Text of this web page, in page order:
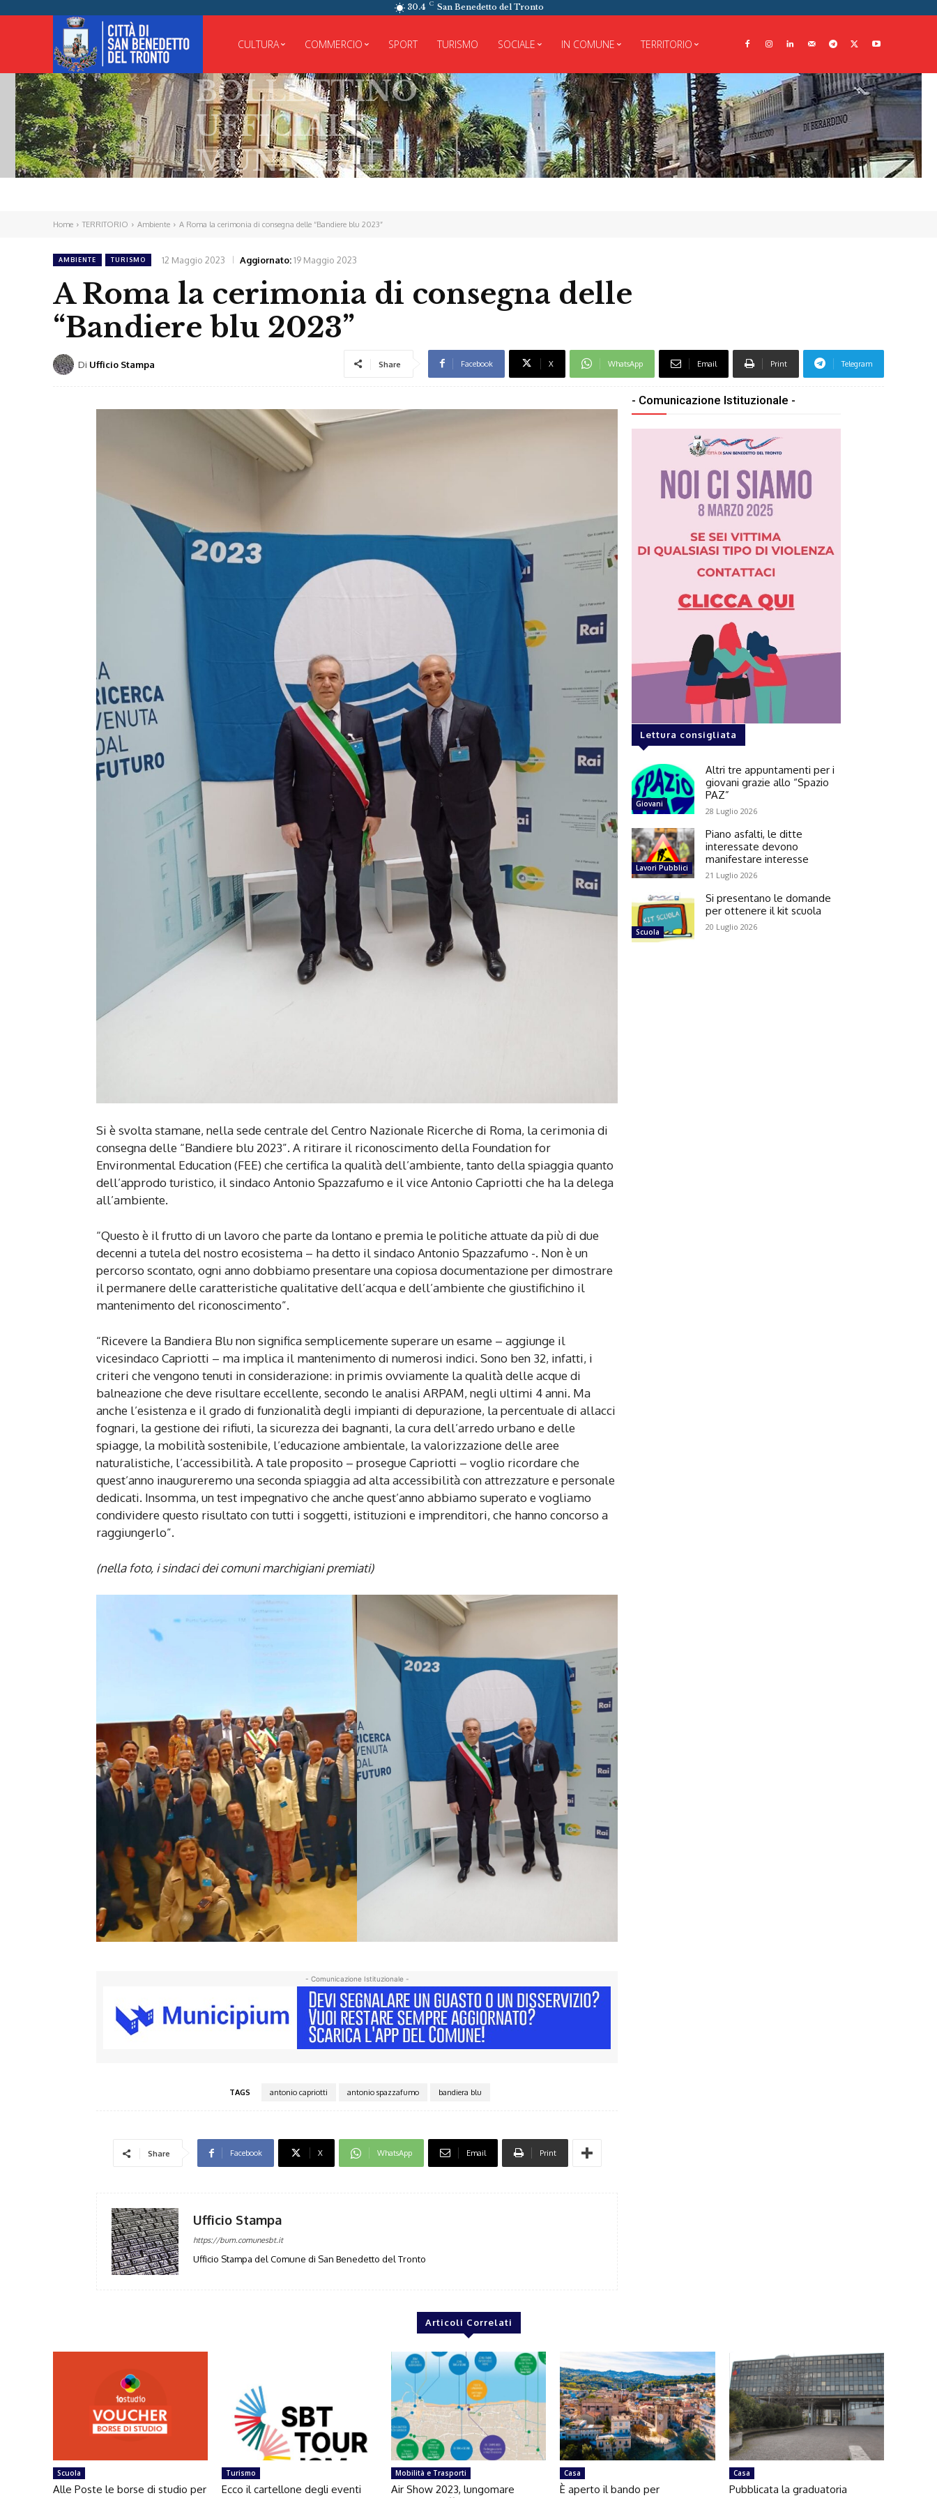
30.4 C San Benedetto del Tronto
CULTURA COMMERCIO SPORT TURISMO SOCIALE IN COMUNE TERRITORIO
BOLLETTINO
UFFICIALE
MUNICIPALE
Home TERRITORIO Ambiente A Roma la cerimonia di consegna delle “Bandiere blu 2023”
AMBIENTE TURISMO 12 Maggio 2023 Aggiornato:19 Maggio 2023
A Roma la cerimonia di consegna delle
“Bandiere blu 2023”
Di Ufficio Stampa Share Facebook X WhatsApp Email Print Telegram
Si è svolta stamane, nella sede centrale del Centro Nazionale Ricerche di Roma, la cerimonia di
consegna delle “Bandiere blu 2023”. A ritirare il riconoscimento della Foundation for
Environmental Education (FEE) che certifica la qualità dell’ambiente, tanto della spiaggia quanto
dell’approdo turistico, il sindaco Antonio Spazzafumo e il vice Antonio Capriotti che ha la delega
all’ambiente.
“Questo è il frutto di un lavoro che parte da lontano e premia le politiche attuate da più di due
decenni a tutela del nostro ecosistema – ha detto il sindaco Antonio Spazzafumo -. Non è un
percorso scontato, ogni anno dobbiamo presentare una copiosa documentazione per dimostrare
il permanere delle caratteristiche qualitative dell’acqua e dell’ambiente che giustifichino il
mantenimento del riconoscimento”.
“Ricevere la Bandiera Blu non significa semplicemente superare un esame – aggiunge il
vicesindaco Capriotti – ma implica il mantenimento di numerosi indici. Sono ben 32, infatti, i
criteri che vengono tenuti in considerazione: in primis ovviamente la qualità delle acque di
balneazione che deve risultare eccellente, secondo le analisi ARPAM, negli ultimi 4 anni. Ma
anche l’esistenza e il grado di funzionalità degli impianti di depurazione, la percentuale di allacci
fognari, la gestione dei rifiuti, la sicurezza dei bagnanti, la cura dell’arredo urbano e delle
spiagge, la mobilità sostenibile, l’educazione ambientale, la valorizzazione delle aree
naturalistiche, l’accessibilità. A tale proposito – prosegue Capriotti – voglio ricordare che
quest’anno inaugureremo una seconda spiaggia ad alta accessibilità con attrezzature e personale
dedicati. Insomma, un test impegnativo che anche quest’anno abbiamo superato e vogliamo
condividere questo risultato con tutti i soggetti, istituzioni e imprenditori, che hanno concorso a
raggiungerlo”.
(nella foto, i sindaci dei comuni marchigiani premiati)
- Comunicazione Istituzionale -
TAGS antonio capriotti antonio spazzafumo bandiera blu
Share Facebook X WhatsApp Email Print
Ufficio Stampa
https://bum.comunesbt.it
Ufficio Stampa del Comune di San Benedetto del Tronto
- Comunicazione Istituzionale -
Lettura consigliata
Giovani
Altri tre appuntamenti per i
giovani grazie allo “Spazio
PAZ”
28 Luglio 2026
Lavori Pubblici
Piano asfalti, le ditte
interessate devono
manifestare interesse
21 Luglio 2026
Scuola
Si presentano le domande
per ottenere il kit scuola
20 Luglio 2026
Articoli Correlati
Scuola
Alle Poste le borse di studio per
Turismo
Ecco il cartellone degli eventi
Mobilità e Trasporti
Air Show 2023, lungomare
Casa
È aperto il bando per
Casa
Pubblicata la graduatoria